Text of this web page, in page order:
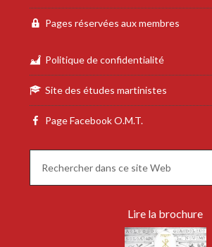
Pages réservées aux membres
Politique de confidentialité
Site des études martinistes
Page Facebook O.M.T.
Lire la brochure